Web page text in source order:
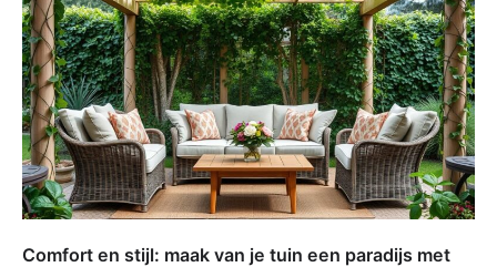
Comfort en stijl: maak van je tuin een paradijs met